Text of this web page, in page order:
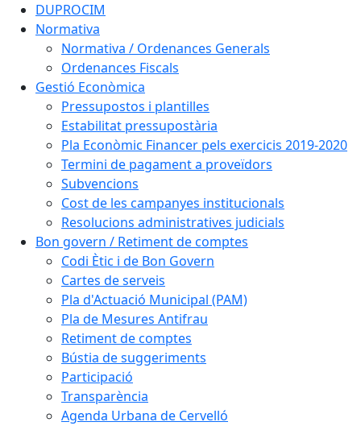
DUPROCIM
Normativa
Normativa / Ordenances Generals
Ordenances Fiscals
Gestió Econòmica
Pressupostos i plantilles
Estabilitat pressupostària
Pla Econòmic Financer pels exercicis 2019-2020
Termini de pagament a proveïdors
Subvencions
Cost de les campanyes institucionals
Resolucions administratives judicials
Bon govern / Retiment de comptes
Codi Ètic i de Bon Govern
Cartes de serveis
Pla d'Actuació Municipal (PAM)
Pla de Mesures Antifrau
Retiment de comptes
Bústia de suggeriments
Participació
Transparència
Agenda Urbana de Cervelló